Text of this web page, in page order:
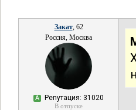
Закат, 62
Россия, Москва
А Репутация: 31020
В отпуске